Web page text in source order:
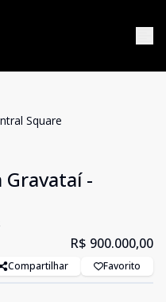
Square
Gravataí -
R$ 900.000,00
Compartilhar Favorito